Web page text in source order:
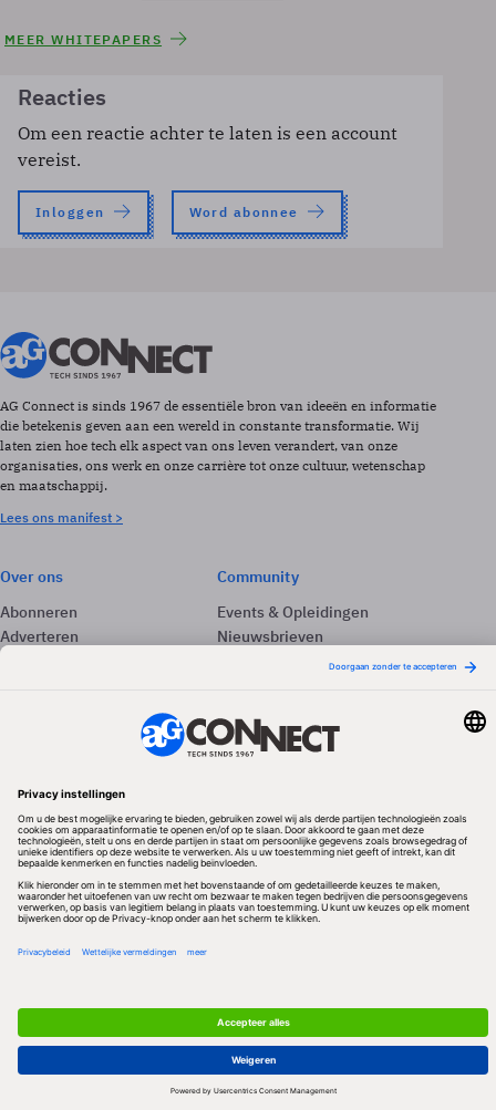
MEER WHITEPAPERS
Reacties
Om een reactie achter te laten is een account
vereist.
Inloggen Word abonnee
AG Connect is sinds 1967 de essentiële bron van ideeën en informatie
die betekenis geven aan een wereld in constante transformatie. Wij
laten zien hoe tech elk aspect van ons leven verandert, van onze
organisaties, ons werk en onze carrière tot onze cultuur, wetenschap
en maatschappij.
Lees ons manifest >
Over ons
Abonneren
Adverteren
Community
Events & Opleidingen
Nieuwsbrieven
Redactionele partner
Privacy & Cookies